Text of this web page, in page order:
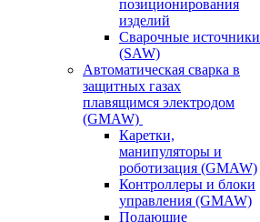
позиционирования
изделий
Сварочные источники
(SAW)
Автоматическая сварка в
защитных газах
плавящимся электродом
(GMAW)
Каретки,
манипуляторы и
роботизация (GMAW)
Контроллеры и блоки
управления (GMAW)
Подающие